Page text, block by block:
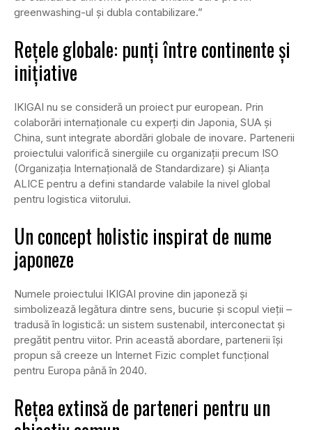
greenwashing-ul și dubla contabilizare.”
Rețele globale: punți între continente și
inițiative
IKIGAI nu se consideră un proiect pur european. Prin
colaborări internaționale cu experți din Japonia, SUA și
China, sunt integrate abordări globale de inovare. Partenerii
proiectului valorifică sinergiile cu organizații precum ISO
(Organizația Internațională de Standardizare) și Alianța
ALICE pentru a defini standarde valabile la nivel global
pentru logistica viitorului.
Un concept holistic inspirat de nume
japoneze
Numele proiectului IKIGAI provine din japoneză și
simbolizează legătura dintre sens, bucurie și scopul vieții –
tradusă în logistică: un sistem sustenabil, interconectat și
pregătit pentru viitor. Prin această abordare, partenerii își
propun să creeze un Internet Fizic complet funcțional
pentru Europa până în 2040.
Rețea extinsă de parteneri pentru un